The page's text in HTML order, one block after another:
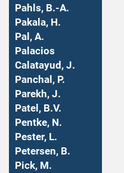
Pahls, B.-A.
Pakala, H.
Pal, A.
Palacios
Calatayud, J.
Panchal, P.
Parekh, J.
Patel, B.V.
Pentke, N.
Pester, L.
Petersen, B.
Pick, M.